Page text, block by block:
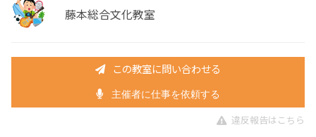
藤本総合文化教室
この教室に問い合わせる
主催者に仕事を依頼する
違反報告はこちら